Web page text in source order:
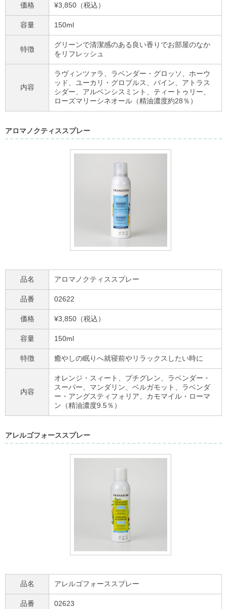
価格 ¥3,850（税込）
容量 150ml
特徴
グリーンで清潔感のある良い香りでお部屋のなか
をリフレッシュ
内容
ラヴィンツァラ、ラベンダー・グロッソ、ホーウ
ッド、ユーカリ・グロブルス、パイン、アトラス
シダー、アルベンシスミント、ティートゥリー、
ローズマリーシネオール（精油濃度約28％）
アロマノクティススプレー
品名 アロマノクティススプレー
品番 02622
価格 ¥3,850（税込）
容量 150ml
特徴 癒やしの眠りへ就寝前やリラックスしたい時に
内容
オレンジ・スィート、プチグレン、ラベンダー・
スーパー、マンダリン、ベルガモット、ラベンダ
ー・アングスティフォリア、カモマイル・ローマ
ン （精油濃度9.5％）
アレルゴフォーススプレー
品名 アレルゴフォーススプレー
品番 02623